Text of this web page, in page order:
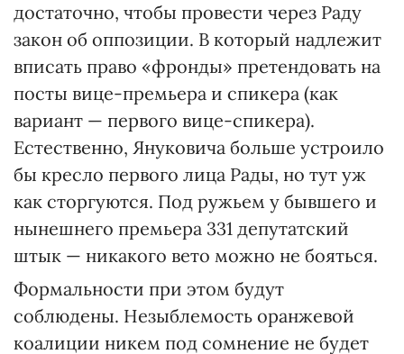
достаточно, чтобы провести через Раду
закон об оппозиции. В который надлежит
вписать право «фронды» претендовать на
посты вице-премьера и спикера (как
вариант — первого вице-спикера).
Естественно, Януковича больше устроило
бы кресло первого лица Рады, но тут уж
как сторгуются. Под ружьем у бывшего и
нынешнего премьера 331 депутатский
штык — никакого вето можно не бояться.
Формальности при этом будут
соблюдены. Незыблемость оранжевой
коалиции никем под сомнение не будет